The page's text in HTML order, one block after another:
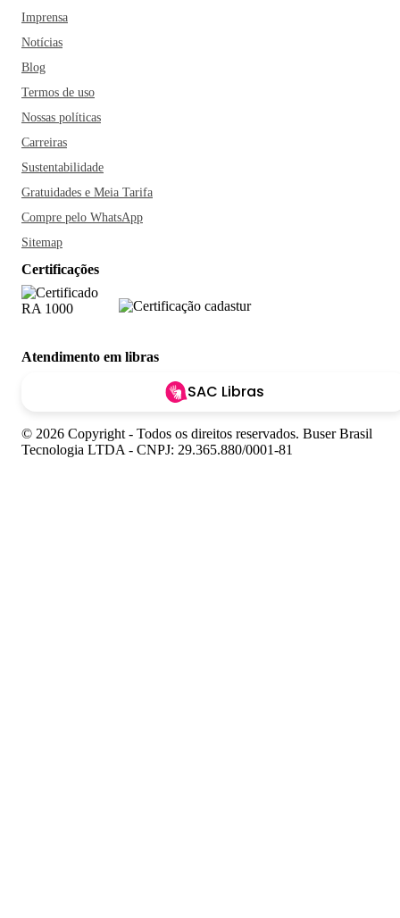
Imprensa
Notícias
Blog
Termos de uso
Nossas políticas
Carreiras
Sustentabilidade
Gratuidades e Meia Tarifa
Compre pelo WhatsApp
Sitemap
Certificações
Atendimento em libras
SAC Libras
© 2026 Copyright - Todos os direitos reservados. Buser Brasil
Tecnologia LTDA - CNPJ: 29.365.880/0001-81